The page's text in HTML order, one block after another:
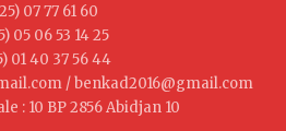
07 77 61 60
05 06 53 14 25
01 40 37 56 44
/ benkad2016@gmail.com
: 10 BP 2856 Abidjan 10